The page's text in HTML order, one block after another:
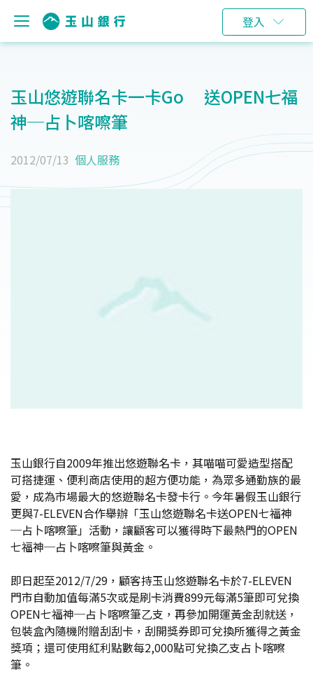
登入
玉山悠遊聯名卡一卡Go 送OPEN七福
神─占卜喀嚓筆
2012/07/13 個人服務
玉山銀行自2009年推出悠遊聯名卡，其喵喵可愛造型搭配
可搭捷運、便利商店使用的超方便功能，為眾多通勤族的最
愛，成為市場最大的悠遊聯名卡發卡行。今年暑假玉山銀行
更與7-ELEVEN合作舉辦「玉山悠遊聯名卡送OPEN七福神
─占卜喀嚓筆」活動，讓顧客可以獲得時下最熱門的OPEN
七福神─占卜喀嚓筆與黃金。
即日起至2012/7/29，顧客持玉山悠遊聯名卡於7-ELEVEN
門市自動加值每滿5次或是刷卡消費899元每滿5筆即可兌換
OPEN七福神─占卜喀嚓筆乙支，再參加開運黃金刮就送，
包裝盒內隨機附贈刮刮卡，刮開獎券即可兌換所獲得之黃金
獎項；還可使用紅利點數每2,000點可兌換乙支占卜喀嚓
筆。